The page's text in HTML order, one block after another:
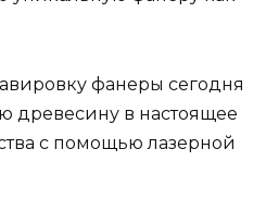
фанеры сегодня
древесину в настоящее
с помощью лазерной